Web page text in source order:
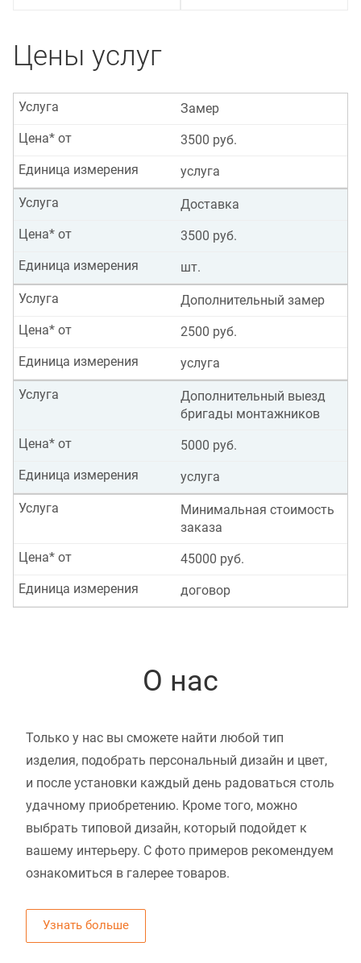
Цены услуг
Замер
Услуга
3500 руб.
Цена* от
услуга
Единица измерения
Доставка
Услуга
3500 руб.
Цена* от
шт.
Единица измерения
Дополнительный замер
Услуга
2500 руб.
Цена* от
услуга
Единица измерения
Дополнительный выезд
бригады монтажников
Услуга
5000 руб.
Цена* от
услуга
Единица измерения
Минимальная стоимость
заказа
Услуга
45000 руб.
Цена* от
договор
Единица измерения
О нас
Только у нас вы сможете найти любой тип
изделия, подобрать персональный дизайн и цвет,
и после установки каждый день радоваться столь
удачному приобретению. Кроме того, можно
выбрать типовой дизайн, который подойдет к
вашему интерьеру. С фото примеров рекомендуем
ознакомиться в галерее товаров.
Узнать больше